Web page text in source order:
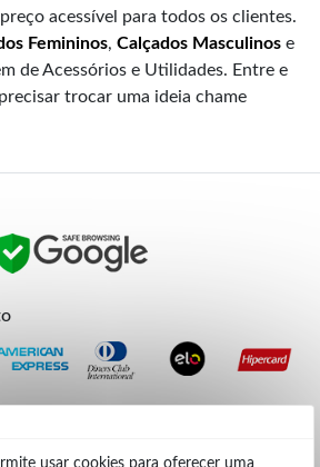
usar cookies para oferecer uma
acessível para todos os clientes.
Femininos, Calçados Masculinos e
de Acessórios e Utilidades. Entre e
trocar uma ideia chame